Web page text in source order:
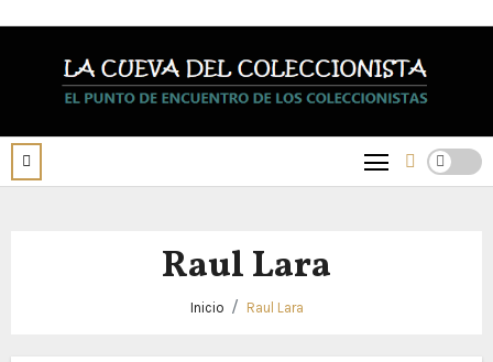
contenido
Raul Lara
Inicio Raul Lara